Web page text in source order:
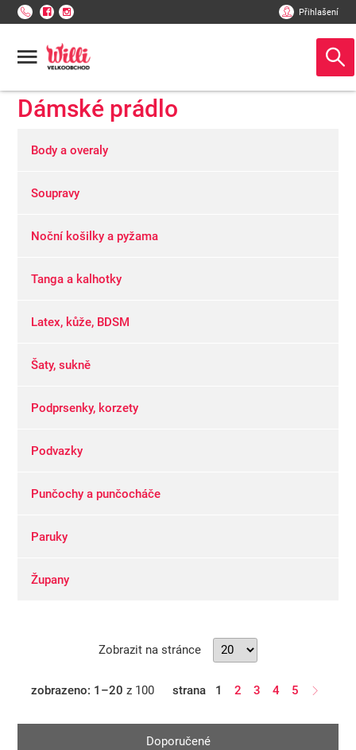
Přihlašení
Dámské prádlo
Body a overaly
Soupravy
Noční košilky a pyžama
Tanga a kalhotky
Latex, kůže, BDSM
Šaty, sukně
Podprsenky, korzety
Podvazky
Punčochy a punčocháče
Paruky
Župany
Zobrazit na stránce
zobrazeno: 1–20 z 100 strana 1 2 3 4 5
Doporučené